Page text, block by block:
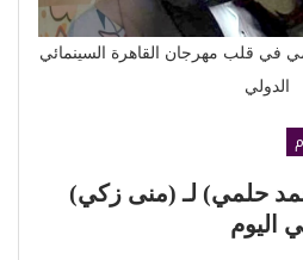
في قلب مهرجان القاهرة السينمائي
الدولي
حلمي) لـ (منى زكي)
اليوم